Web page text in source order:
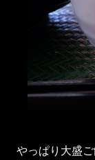
やっぱり大盛